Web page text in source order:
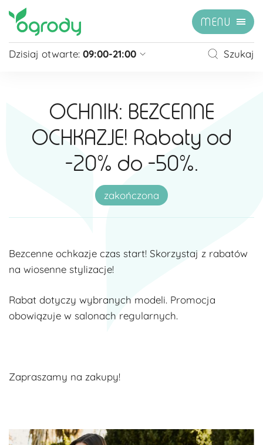
MENU
Dzisiaj otwarte: 09:00-21:00
Niedziela
zamknięte
Niedziela handlowa
10:00 - 20:00
zobacz więcej »
Szukaj
OCHNIK: BEZCENNE
OCHKAZJE! Rabaty od
-20% do -50%.
zakończona
Bezcenne ochkazje czas start! Skorzystaj z rabatów
na wiosenne stylizacje!
Rabat dotyczy wybranych modeli. Promocja
obowiązuje w salonach regularnych.
Zapraszamy na zakupy!